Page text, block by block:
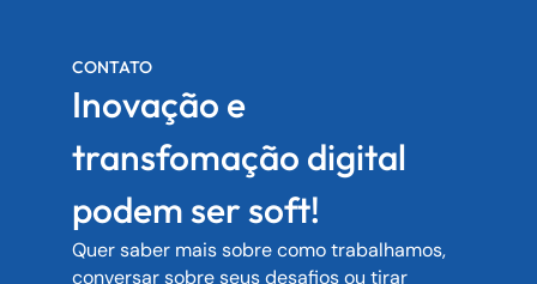
CONTATO
Inovação e
transfomação digital
podem ser soft!
Quer saber mais sobre como trabalhamos,
conversar sobre seus desafios ou tirar